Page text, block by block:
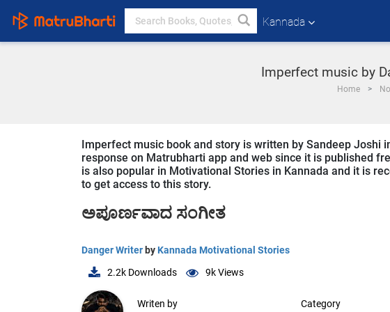
Kannada
Imperfect music by
Home
Imperfect music book and story is written by Sandeep Joshi
response on Matrubharti app and web since it is published
is also popular in Motivational Stories in Kannada and it is
to get access to this story.
ಅಪೂರ್ಣವಾದ ಸಂಗೀತ
Danger Writer by Kannada Motivational Stories
2.2k Downloads 9kViews
Writen by
Category